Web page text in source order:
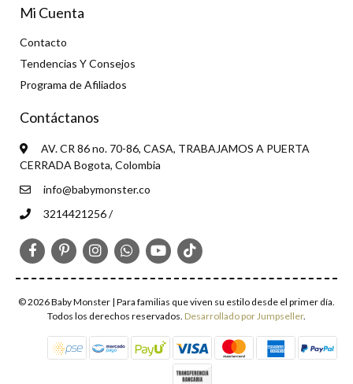
Mi Cuenta
Contacto
Tendencias Y Consejos
Programa de Afiliados
Contáctanos
AV. CR 86 no. 70-86, CASA, TRABAJAMOS A PUERTA
CERRADA Bogota, Colombia
info@babymonster.co
3214421256 /
© 2026 Baby Monster | Para familias que viven su estilo desde el primer día.
Todos los derechos reservados. Desarrollado por Jumpseller.